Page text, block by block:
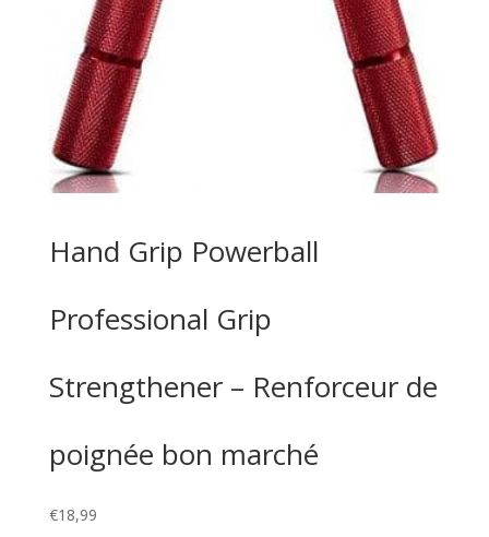
Hand Grip Powerball
Professional Grip
Strengthener – Renforceur de
poignée bon marché
€18,99